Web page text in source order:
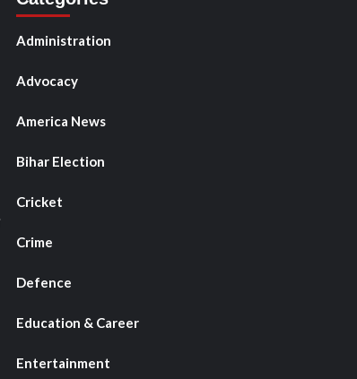
Administration
Advocacy
America News
Bihar Election
Cricket
Crime
Defence
Education & Career
Entertainment